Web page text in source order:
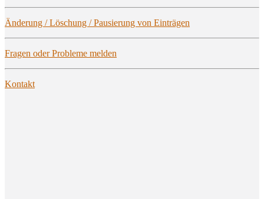
Ände­rung / Löschung / Pau­sie­rung von Einträgen
Fra­gen oder Pro­ble­me melden
Kon­takt